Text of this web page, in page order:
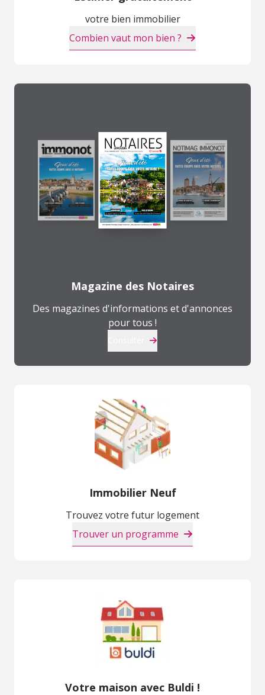
votre bien immobilier
Combien vaut mon bien ?
Magazine des Notaires
Des magazines d'informations et d'annonces
pour tous !
Immobilier Neuf
Trouvez votre futur logement
Trouver un programme
Votre maison avec Buldi !